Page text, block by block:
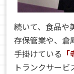
続いて、食品や
存保管業や、倉
手掛けている
トランクサービ